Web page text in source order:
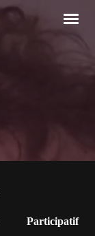
Participatif